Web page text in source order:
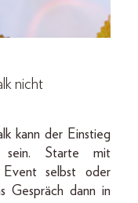
nicht
kann der Einstieg
sein. Starte mit
selbst oder
Gespräch dann in